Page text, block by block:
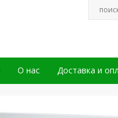
О нас Доставка и